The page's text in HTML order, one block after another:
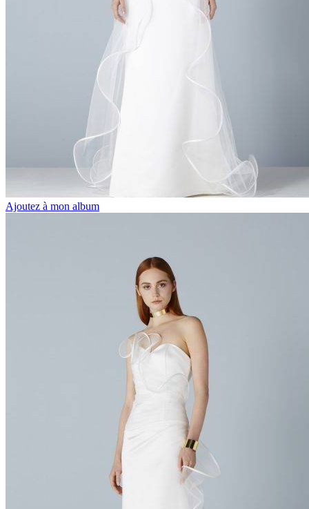
Ajoutez à mon album